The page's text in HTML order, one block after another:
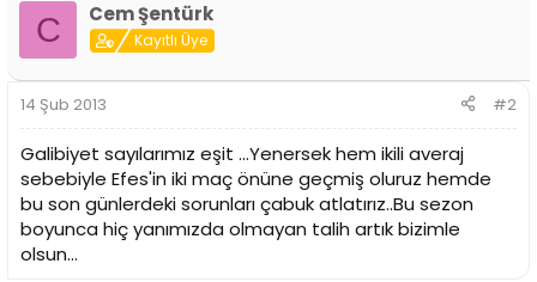
C Cem Şentürk
Kayıtlı Üye
14 Şub 2013 #2
Galibiyet sayılarımız eşit ...Yenersek hem ikili averaj
sebebiyle Efes'in iki maç önüne geçmiş oluruz hemde
bu son günlerdeki sorunları çabuk atlatırız..Bu sezon
boyunca hiç yanımızda olmayan talih artık bizimle
olsun...